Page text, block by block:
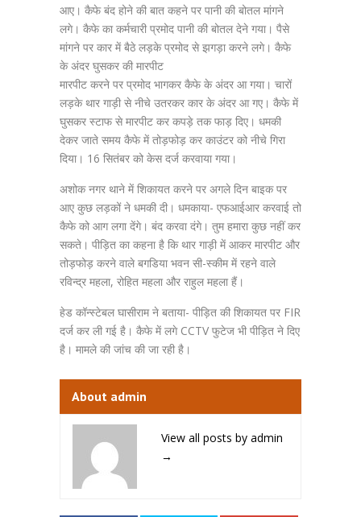
आए। कैफे बंद होने की बात कहने पर पानी की बोतल मांगने
लगे। कैफे का कर्मचारी प्रमोद पानी की बोतल देने गया। पैसे
मांगने पर कार में बैठे ​​​लड़के प्रमोद से झगड़ा करने लगे। कैफे
के अंदर घुसकर की मारपीट
मारपीट करने पर प्रमोद भागकर कैफे के अंदर आ गया। चारों
लड़के थार गाड़ी से नीचे उतरकर कार के अंदर आ गए। कैफे में
घुसकर स्टाफ से मारपीट कर कपड़े तक फाड़ दिए। धमकी
देकर जाते समय कैफे में तोड़फोड़ कर काउंटर को नीचे गिरा
दिया। 16 सितंबर को केस दर्ज करवाया गया।
अशोक नगर थाने में शिकायत करने पर अगले दिन बाइक पर
आए कुछ लड़कों ने धमकी दी। धमकाया- एफआईआर करवाई तो
कैफे को आग लगा देंगे। बंद करवा दंगे। तुम हमारा कुछ नहीं कर
सकते। पीड़ित का कहना है कि थार गाड़ी में आकर मारपीट और
तोड़फोड़ करने वाले बगडिया भवन सी-स्कीम में रहने वाले
रविन्द्र महला, रोहित महला और राहुल महला हैं।
हेड कॉन्स्टेबल घासीराम ने बताया- पीड़ित की शिकायत पर FIR
दर्ज कर ली गई है। कैफे में लगे CCTV फुटेज भी पीड़ित ने दिए
है। मामले की जांच की जा रही है।
About admin
View all posts by admin
→